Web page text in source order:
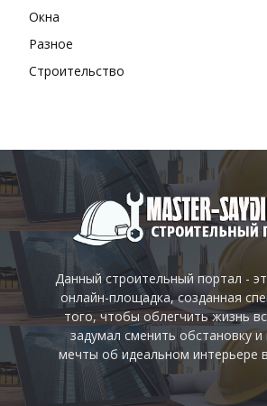
Окна
Разное
Строительство
Данный строительный портал -
онлайн-площадка, созданная
того, чтобы облегчить жизнь
задумал сменить обстановку
мечты об идеальном интерьере